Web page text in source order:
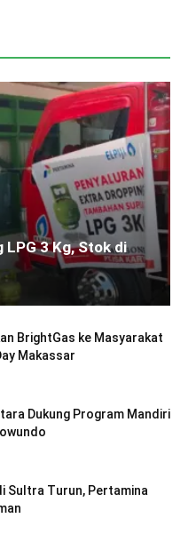
3 Kg, Stok di
BrightGas ke Masyarakat
Makassar
Dukung Program Mandiri
Sultra Turun, Pertamina